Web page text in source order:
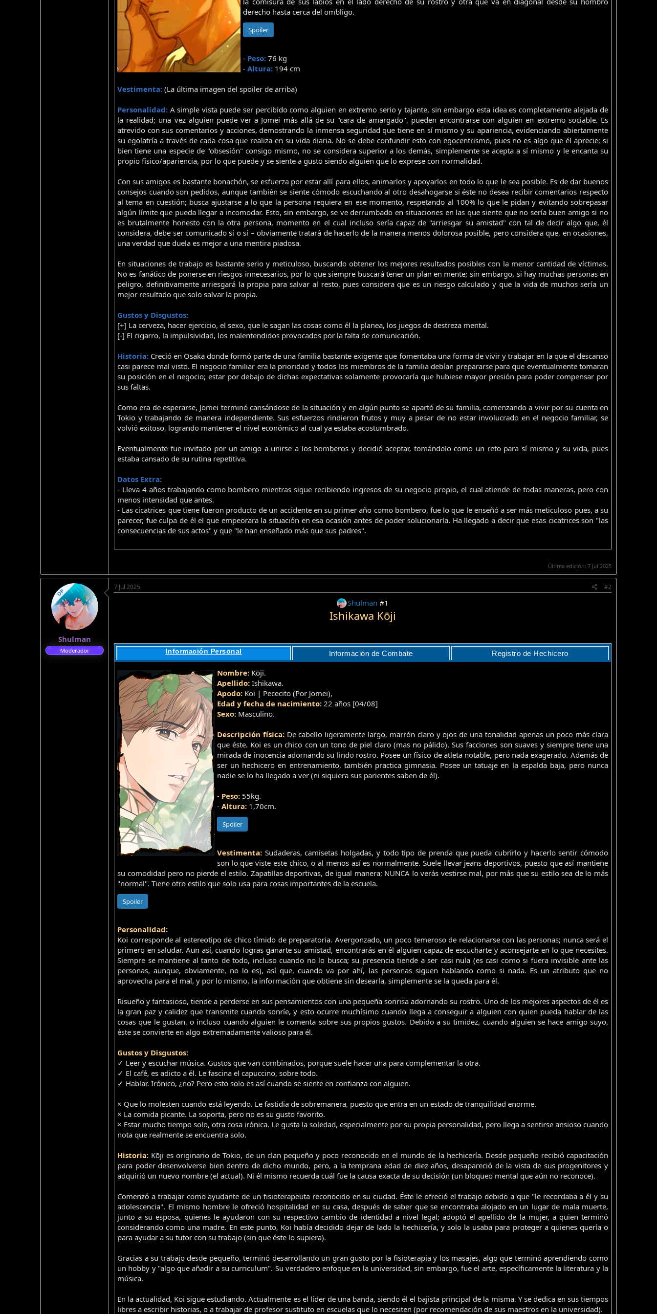
derecho hasta cerca del ombligo.
Spoiler
- Peso: 76 kg
- Altura: 194 cm
Vestimenta: (La última imagen del spoiler de arriba)
Personalidad: A simple vista puede ser percibido como alguien en extremo serio y tajante, sin embargo esta idea es completamente alejada de
la realidad; una vez alguien puede ver a Jomei más allá de su "cara de amargado", pueden encontrarse con alguien en extremo sociable. Es
atrevido con sus comentarios y acciones, demostrando la inmensa seguridad que tiene en sí mismo y su apariencia, evidenciando abiertamente
su egolatría a través de cada cosa que realiza en su vida diaria. No se debe confundir esto con egocentrismo, pues no es algo que él aprecie; si
bien tiene una especie de "obsesión" consigo mismo, no se considera superior a los demás, simplemente se acepta a sí mismo y le encanta su
propio físico/apariencia, por lo que puede y se siente a gusto siendo alguien que lo exprese con normalidad.
Con sus amigos es bastante bonachón, se esfuerza por estar allí para ellos, animarlos y apoyarlos en todo lo que le sea posible. Es de dar buenos
consejos cuando son pedidos, aunque también se siente cómodo escuchando al otro desahogarse si éste no desea recibir comentarios respecto
al tema en cuestión; busca ajustarse a lo que la persona requiera en ese momento, respetando al 100% lo que le pidan y evitando sobrepasar
algún límite que pueda llegar a incomodar. Esto, sin embargo, se ve derrumbado en situaciones en las que siente que no sería buen amigo si no
es brutalmente honesto con la otra persona, momento en el cual incluso sería capaz de "arriesgar su amistad" con tal de decir algo que, él
considera, debe ser comunicado sí o sí – obviamente tratará de hacerlo de la manera menos dolorosa posible, pero considera que, en ocasiones,
una verdad que duela es mejor a una mentira piadosa.
En situaciones de trabajo es bastante serio y meticuloso, buscando obtener los mejores resultados posibles con la menor cantidad de víctimas.
No es fanático de ponerse en riesgos innecesarios, por lo que siempre buscará tener un plan en mente; sin embargo, si hay muchas personas en
peligro, definitivamente arriesgará la propia para salvar al resto, pues considera que es un riesgo calculado y que la vida de muchos sería un
mejor resultado que solo salvar la propia.
Gustos y Disgustos:
[+] La cerveza, hacer ejercicio, el sexo, que le sagan las cosas como él la planea, los juegos de destreza mental.
[-] El cigarro, la impulsividad, los malentendidos provocados por la falta de comunicación.
Historia: Creció en Osaka donde formó parte de una familia bastante exigente que fomentaba una forma de vivir y trabajar en la que el descanso
casi parece mal visto. El negocio familiar era la prioridad y todos los miembros de la familia debían prepararse para que eventualmente tomaran
su posición en el negocio; estar por debajo de dichas expectativas solamente provocaría que hubiese mayor presión para poder compensar por
sus faltas.
Como era de esperarse, Jomei terminó cansándose de la situación y en algún punto se apartó de su familia, comenzando a vivir por su cuenta en
Tokio y trabajando de manera independiente. Sus esfuerzos rindieron frutos y muy a pesar de no estar involucrado en el negocio familiar, se
volvió exitoso, logrando mantener el nivel económico al cual ya estaba acostumbrado.
Eventualmente fue invitado por un amigo a unirse a los bomberos y decidió aceptar, tomándolo como un reto para sí mismo y su vida, pues
estaba cansado de su rutina repetitiva.
Datos Extra:
- Lleva 4 años trabajando como bombero mientras sigue recibiendo ingresos de su negocio propio, el cual atiende de todas maneras, pero con
menos intensidad que antes.
- Las cicatrices que tiene fueron producto de un accidente en su primer año como bombero, fue lo que le enseñó a ser más meticuloso pues, a su
parecer, fue culpa de él el que empeorara la situación en esa ocasión antes de poder solucionarla. Ha llegado a decir que esas cicatrices son "las
consecuencias de sus actos" y que "le han enseñado más que sus padres".
Última edición: 7 Jul 2025
OP
Shulman
Moderador
7 Jul 2025 #2
Shulman #1
Ishikawa Kōji
Información Personal Información de Combate Registro de Hechicero
Nombre: Kōji.
Apellido: Ishikawa.
Apodo: Koi | Pececito (Por Jomei),
Edad y fecha de nacimiento: 22 años [04/08]
Sexo: Masculino.
Descripción física:De cabello ligeramente largo, marrón claro y ojos de una tonalidad apenas un poco más clara
que éste. Koi es un chico con un tono de piel claro (mas no pálido). Sus facciones son suaves y siempre tiene una
mirada de inocencia adornando su lindo rostro. Posee un físico de atleta notable, pero nada exagerado. Además de
ser un hechicero en entrenamiento, también practica gimnasia. Posee un tatuaje en la espalda baja, pero nunca
nadie se lo ha llegado a ver (ni siquiera sus parientes saben de él).
- Peso: 55kg.
- Altura: 1,70cm.
Spoiler
Vestimenta: Sudaderas, camisetas holgadas, y todo tipo de prenda que pueda cubrirlo y hacerlo sentir cómodo
son lo que viste este chico, o al menos así es normalmente. Suele llevar jeans deportivos, puesto que así mantiene
su comodidad pero no pierde el estilo. Zapatillas deportivas, de igual manera; NUNCA lo verás vestirse mal, por más que su estilo sea de lo más
"normal". Tiene otro estilo que solo usa para cosas importantes de la escuela.
Spoiler
Personalidad:
Koi corresponde al estereotipo de chico tímido de preparatoria. Avergonzado, un poco temeroso de relacionarse con las personas; nunca será el
primero en saludar. Aun así, cuando logras ganarte su amistad, encontrarás en él alguien capaz de escucharte y aconsejarte en lo que necesites.
Siempre se mantiene al tanto de todo, incluso cuando no lo busca; su presencia tiende a ser casi nula (es casi como si fuera invisible ante las
personas, aunque, obviamente, no lo es), así que, cuando va por ahí, las personas siguen hablando como si nada. Es un atributo que no
aprovecha para el mal, y por lo mismo, la información que obtiene sin desearla, simplemente se la queda para él.
Risueño y fantasioso, tiende a perderse en sus pensamientos con una pequeña sonrisa adornando su rostro. Uno de los mejores aspectos de él es
la gran paz y calidez que transmite cuando sonríe, y esto ocurre muchísimo cuando llega a conseguir a alguien con quien pueda hablar de las
cosas que le gustan, o incluso cuando alguien le comenta sobre sus propios gustos. Debido a su timidez, cuando alguien se hace amigo suyo,
éste se convierte en algo extremadamente valioso para él.
Gustos y Disgustos:
✓ Leer y escuchar música. Gustos que van combinados, porque suele hacer una para complementar la otra.
✓ El café, es adicto a él. Le fascina el capuccino, sobre todo.
✓ Hablar. Irónico, ¿no? Pero esto solo es así cuando se siente en confianza con alguien.
× Que lo molesten cuando está leyendo. Le fastidia de sobremanera, puesto que entra en un estado de tranquilidad enorme.
× La comida picante. La soporta, pero no es su gusto favorito.
× Estar mucho tiempo solo, otra cosa irónica. Le gusta la soledad, especialmente por su propia personalidad, pero llega a sentirse ansioso cuando
nota que realmente se encuentra solo.
Historia: Kōji es originario de Tokio, de un clan pequeño y poco reconocido en el mundo de la hechicería. Desde pequeño recibió capacitación
para poder desenvolverse bien dentro de dicho mundo, pero, a la temprana edad de diez años, desapareció de la vista de sus progenitores y
adquirió un nuevo nombre (el actual). Ni él mismo recuerda cuál fue la causa exacta de su decisión (un bloqueo mental que aún no reconoce).
Comenzó a trabajar como ayudante de un fisioterapeuta reconocido en su ciudad. Éste le ofreció el trabajo debido a que "le recordaba a él y su
adolescencia". El mismo hombre le ofreció hospitalidad en su casa, después de saber que se encontraba alojado en un lugar de mala muerte,
junto a su esposa, quienes le ayudaron con su respectivo cambio de identidad a nivel legal; adoptó el apellido de la mujer, a quien terminó
considerando como una madre. En este punto, Koi había decidido dejar de lado la hechicería, y solo la usaba para proteger a quienes quería o
para ayudar a su tutor con su trabajo (sin que éste lo supiera).
Gracias a su trabajo desde pequeño, terminó desarrollando un gran gusto por la fisioterapia y los masajes, algo que terminó aprendiendo como
un hobby y "algo que añadir a su curriculum". Su verdadero enfoque en la universidad, sin embargo, fue el arte, específicamente la literatura y la
música.
En la actualidad, Koi sigue estudiando. Actualmente es el líder de una banda, siendo él el bajista principal de la misma. Y se dedica en sus tiempos
libres a escribir historias, o a trabajar de profesor sustituto en escuelas que lo necesiten (por recomendación de sus maestros en la universidad).